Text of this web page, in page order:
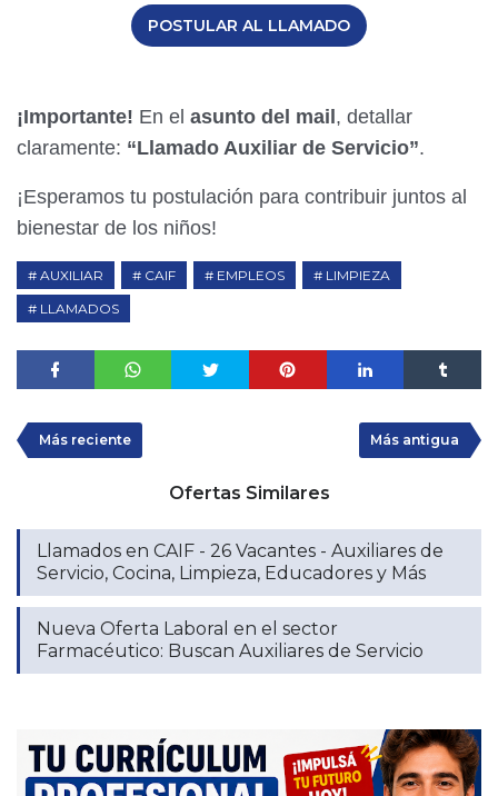
POSTULAR AL LLAMADO
¡Importante! En el asunto del mail , detallar
claramente: “Llamado Auxiliar de Servicio”.
¡Esperamos tu postulación para contribuir juntos al
bienestar de los niños!
AUXILIAR CAIF EMPLEOS
LIMPIEZA
LLAMADOS
Más reciente Más antigua
Ofertas Similares
Llamados en CAIF - 26 Vacantes - Auxiliares de
Servicio, Cocina, Limpieza, Educadores y Más
Nueva Oferta Laboral en el sector
Farmacéutico: Buscan Auxiliares de Servicio